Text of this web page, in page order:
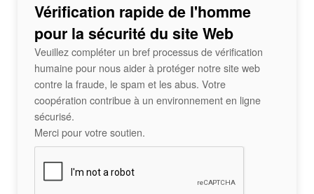
Vérification rapide de l'homme
pour la sécurité du site Web
Veuillez compléter un bref processus de vérification
humaine pour nous aider à protéger notre site web
contre la fraude, le spam et les abus. Votre
coopération contribue à un environnement en ligne
sécurisé.
Merci pour votre soutien.